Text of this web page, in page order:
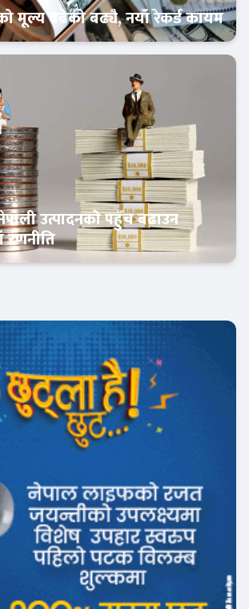
मूल्य बढेको बढ्यै, नयाँ रेकर्ड कायम
उत्पादनको पहुँच बढाउन
रणनीति